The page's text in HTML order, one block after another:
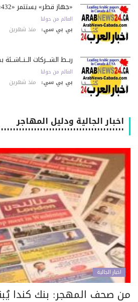
«جهاز قطر» يستثمر «432» مليون يورو في «RWE»
العالم من حولنا
بي بي سي: منذ شهرين
ربــط الشـــركات الــنــاشــئة
العالم من حولنا
بي بي سي: منذ شهرين
اخبار الجالية ودليل المهاجر
اخبار الجالية
صحف المهجر: بنك كندا